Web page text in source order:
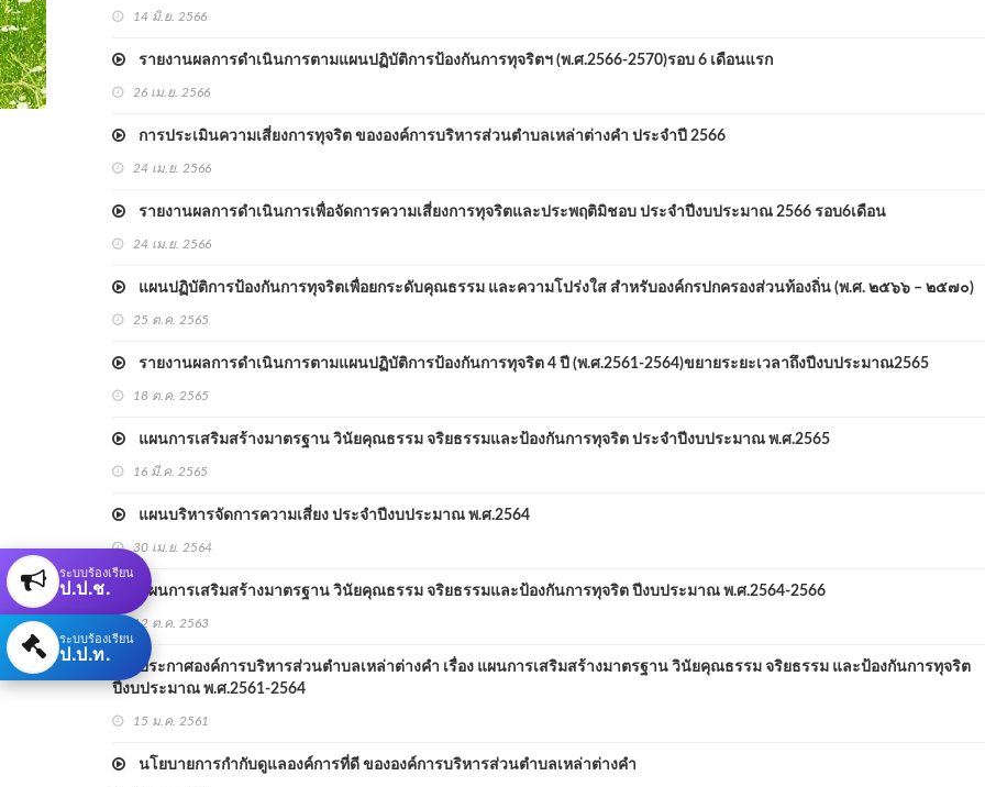
14 มิ.ย. 2566
รายงานผลการดำเนินการตามแผนปฏิบัติการป้องกันการทุจริตฯ (พ.ศ.2566-2570)รอบ 6 เดือนแรก
26 เม.ย. 2566
การประเมินความเสี่ยงการทุจริต ขององค์การบริหารส่วนตำบลเหล่าต่างคำ ประจำปี 2566
24 เม.ย. 2566
รายงานผลการดำเนินการเพื่อจัดการความเสี่ยงการทุจริตและประพฤติมิชอบ ประจำปีงบประมาณ 2566 รอบ6เดือน
24 เม.ย. 2566
แผนปฏิบัติการป้องกันการทุจริตเพื่อยกระดับคุณธรรม และความโปร่งใส สำหรับองค์กรปกครองส่วนท้องถิ่น (พ.ศ. ๒๕๖๖ – ๒๕๗๐)
25 ต.ค. 2565
รายงานผลการดำเนินการตามแผนปฏิบัติการป้องกันการทุจริต 4 ปี (พ.ศ.2561-2564)ขยายระยะเวลาถึงปีงบประมาณ2565
18 ต.ค. 2565
แผนการเสริมสร้างมาตรฐาน วินัยคุณธรรม จริยธรรมและป้องกันการทุจริต ประจำปีงบประมาณ พ.ศ.2565
16 มี.ค. 2565
แผนบริหารจัดการความเสี่ยง ประจำปีงบประมาณ พ.ศ.2564
30 เม.ย. 2564
แผนการเสริมสร้างมาตรฐาน วินัยคุณธรรม จริยธรรมและป้องกันการทุจริต ปีงบประมาณ พ.ศ.2564-2566
12 ต.ค. 2563
ประกาศองค์การบริหารส่วนตำบลเหล่าต่างคำ เรื่อง แผนการเสริมสร้างมาตรฐาน วินัยคุณธรรม จริยธรรม และป้องกันการทุจริต
ปีงบประมาณ พ.ศ.2561-2564
15 ม.ค. 2561
นโยบายการกำกับดูแลองค์การที่ดี ขององค์การบริหารส่วนตำบลเหล่าต่างคำ
ระบบร้องเรียน
ป.ป.ช.
ระบบร้องเรียน
ป.ป.ท.